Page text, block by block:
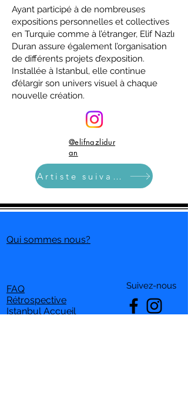
Ayant participé à de nombreuses
expositions personnelles et collectives
en Turquie comme à l’étranger, Elif Nazlı
Duran assure également l’organisation
de différents projets d’exposition.
Installée à Istanbul, elle continue
d’élargir son univers visuel à chaque
nouvelle création.
@elifnazlidur
an
Artiste suivant
Qui sommes nous?
FAQ
Rétrospective
Istanbul Accueil
Suivez-nous